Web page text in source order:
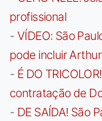
profissional
- VÍDEO: São
pode incluir
- É DO
contratação de
- DE SAÍDA! São